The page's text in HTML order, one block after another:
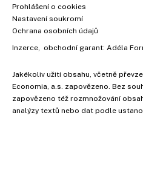
Prohlášení o cookies
Nastavení soukromí
Ochrana osobních údajů
Inzerce , obchodní garant: Adéla
Jakékoliv užití obsahu, včetně
Economia, a.s. zapovězeno. Bez
zapovězeno též rozmnožování
analýzy textů nebo dat podle